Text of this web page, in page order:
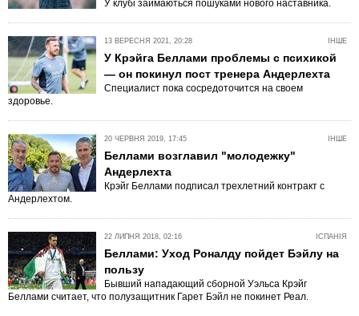
У клубі займаються пошуками нового наставника.
ІНШЕ
13 ВЕРЕСНЯ 2021, 20:28
У Крэйга Беллами проблемы с психикой
— он покинул пост тренера Андерлехта
Специалист пока сосредоточится на своем
здоровье.
ІНШЕ
20 ЧЕРВНЯ 2019, 17:45
Беллами возглавил "молодежку"
Андерлехта
Крэйг Беллами подписал трехлетний контракт с
Андерлехтом.
ІСПАНІЯ
22 ЛИПНЯ 2018, 02:16
Беллами: Уход Роналду пойдет Бэйлу на
пользу
Бывший нападающий сборной Уэльса Крэйг
Беллами считает, что полузащитник Гарет Бэйл не покинет Реал.